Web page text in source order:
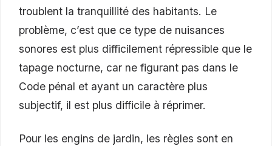
troublent la tranquillité des habitants. Le
problème, c’est que ce type de nuisances
sonores est plus difficilement répressible que le
tapage nocturne, car ne figurant pas dans le
Code pénal et ayant un caractère plus
subjectif, il est plus difficile à réprimer.
Pour les engins de jardin, les règles sont en